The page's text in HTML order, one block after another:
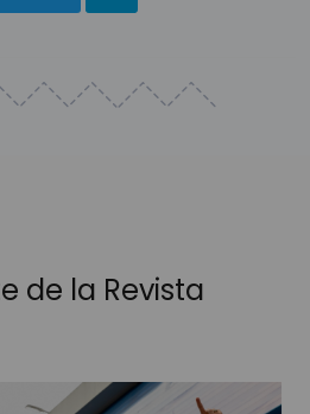
de la Revista